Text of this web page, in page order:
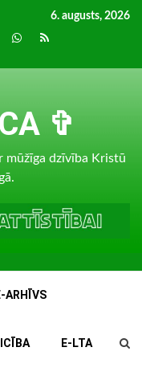
6. augusts, 2026
whatsapp
RSS
✞
mūžīga dzīvība Kristū
ARHĪVS
E-LTA